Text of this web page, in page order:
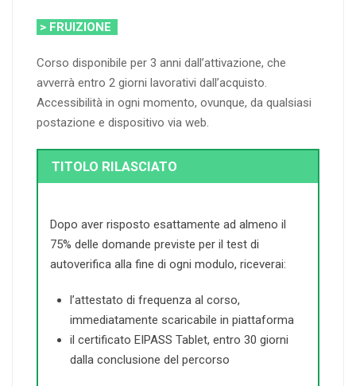
> FRUIZIONE
Corso disponibile per 3 anni dall’attivazione, che
avverrà entro 2 giorni lavorativi dall’acquisto.
Accessibilità in ogni momento, ovunque, da qualsiasi
postazione e dispositivo via web.
TITOLO RILASCIATO
Dopo aver risposto esattamente ad almeno il
75% delle domande previste per il test di
autoverifica alla fine di ogni modulo, riceverai:
l’attestato di frequenza al corso,
immediatamente scaricabile in piattaforma
il certificato EIPASS Tablet, entro 30 giorni
dalla conclusione del percorso